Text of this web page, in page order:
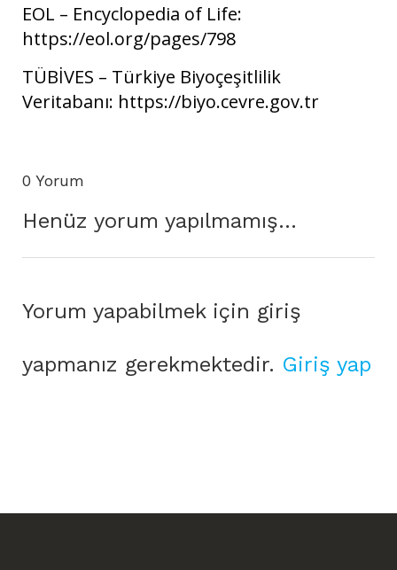
EOL – Encyclopedia of Life:
https://eol.org/pages/798
TÜBİVES – Türkiye Biyoçeşitlilik
Veritabanı: https://biyo.cevre.gov.tr
0 Yorum
Henüz yorum yapılmamış...
Yorum yapabilmek için giriş
yapmanız gerekmektedir. Giriş yap